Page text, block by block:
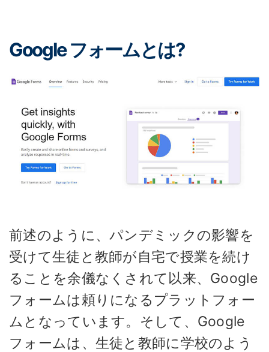
Google フォームとは?
前述のように、パンデミックの影響を
受けて生徒と教師が自宅で授業を続け
ることを余儀なくされて以来、Google
フォームは頼りになるプラットフォー
ムとなっています。そして、Google
フォームは、生徒と教師に学校のよう